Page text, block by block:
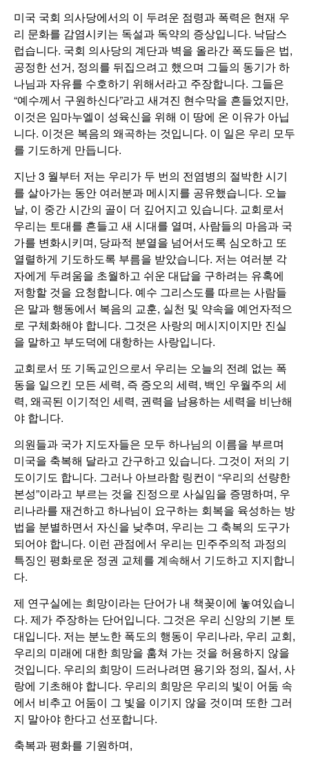
미국 국회 의사당에서의 이 두려운 점령과 폭력은 현재 우
리 문화를 감염시키는 독설과 독약의 증상입니다. 낙담스
럽습니다. 국회 의사당의 계단과 벽을 올라간 폭도들은 법,
공정한 선거, 정의를 뒤집으려고 했으며 그들의 동기가 하
나님과 자유를 수호하기 위해서라고 주장합니다. 그들은
“예수께서 구원하신다”라고 새겨진 현수막을 흔들었지만,
이것은 임마누엘이 성육신을 위해 이 땅에 온 이유가 아닙
니다. 이것은 복음의 왜곡하는 것입니다. 이 일은 우리 모두
를 기도하게 만듭니다.
지난 3 월부터 저는 우리가 두 번의 전염병의 절박한 시기
를 살아가는 동안 여러분과 메시지를 공유했습니다. 오늘
날, 이 중간 시간의 골이 더 깊어지고 있습니다. 교회로서
우리는 토대를 흔들고 새 시대를 열며, 사람들의 마음과 국
가를 변화시키며, 당파적 분열을 넘어서도록 심오하고 또
열렬하게 기도하도록 부름을 받았습니다. 저는 여러분 각
자에게 두려움을 초월하고 쉬운 대답을 구하려는 유혹에
저항할 것을 요청합니다. 예수 그리스도를 따르는 사람들
은 말과 행동에서 복음의 교훈, 실천 및 약속을 예언자적으
로 구체화해야 합니다. 그것은 사랑의 메시지이지만 진실
을 말하고 부도덕에 대항하는 사랑입니다.
교회로서 또 기독교인으로서 우리는 오늘의 전례 없는 폭
동을 일으킨 모든 세력, 즉 증오의 세력, 백인 우월주의 세
력, 왜곡된 이기적인 세력, 권력을 남용하는 세력을 비난해
야 합니다.
의원들과 국가 지도자들은 모두 하나님의 이름을 부르며
미국을 축복해 달라고 간구하고 있습니다. 그것이 저의 기
도이기도 합니다. 그러나 아브라함 링컨이 “우리의 선량한
본성”이라고 부르는 것을 진정으로 사실임을 증명하며, 우
리나라를 재건하고 하나님이 요구하는 회복을 육성하는 방
법을 분별하면서 자신을 낮추며, 우리는 그 축복의 도구가
되어야 합니다. 이런 관점에서 우리는 민주주의적 과정의
특징인 평화로운 정권 교체를 계속해서 기도하고 지지합니
다.
제 연구실에는 희망이라는 단어가 내 책꽂이에 놓여있습니
다. 제가 주장하는 단어입니다. 그것은 우리 신앙의 기본 토
대입니다. 저는 분노한 폭도의 행동이 우리나라, 우리 교회,
우리의 미래에 대한 희망을 훔쳐 가는 것을 허용하지 않을
것입니다. 우리의 희망이 드러나려면 용기와 정의, 질서, 사
랑에 기초해야 합니다. 우리의 희망은 우리의 빛이 어둠 속
에서 비추고 어둠이 그 빛을 이기지 않을 것이며 또한 그러
지 말아야 한다고 선포합니다.
축복과 평화를 기원하며,